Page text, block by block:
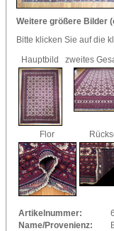
Weitere größere Bilder
Bitte klicken Sie auf die
Hauptbild
zweites
Flor
Artikelnummer:
Name/Provenienz: